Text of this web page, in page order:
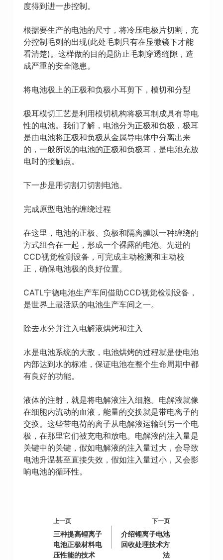
度得到进一步控制。
根据要生产的电池的尺寸，将冷压电极片切割，充
分控制毛刺的出现(此处毛刺只有在显微镜下才能
看清楚)。这样做的目的是防止毛刺穿透缝隙，造
成严重的安全隐患。
将电池极上的正极和负极小耳剪下，模切和分型
极耳模切工艺是利用模切机构将极耳制成具有导电
性的电池。我们了解，电池分为正极和负极，极耳
是由电池将正极和负极从金属导电体中分离出来
的，一般所说的电池的正极和负极耳，是电池充放
电时的接触点。
下一步是用切割刀切割电池。
完成原型电池的缠绕过程
在这里，电池的正极、负极和隔离膜以一种缠绕的
方式组合在一起，形成一个裸露的电池。先进的
CCD视觉检测设备，可完成主动检测和主动校
正，确保电池极的良好位置。
CATL宁德电池生产车间借助CCD视觉检测设备，
是世界上最活跃的电池生产车间之一。
除去水分并注入电解液烘烤和注入
水是电池系统的大敌，电池烘烤的过程就是使电池
内部达到水的标准，保证电池在整个生命周期中都
有良好的功能。
液体的注射，就是将电解液注入细胞。电解液就像
在细胞内流动的血液，能量的交换就是带电离子的
交换。这些带电荷的离子从电解液运输到另一个电
极，在那里它们被充电和放电。电解液的注入量是
关键中的关键，假如电解液的注入量过大，会导致
电池升温甚至直接失效，假如注入量过小，又会影
响电池的循环性。
上一页
三种提高锂离子
电池正极材料电
压性能的技术
下一页
介绍锂离子电池
回收处理技术方
法